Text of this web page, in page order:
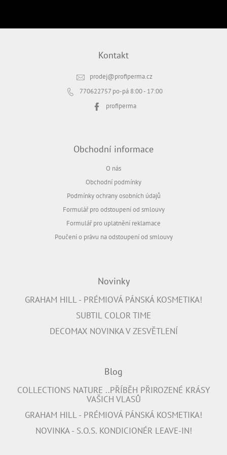
Kontakt
prodej@profiperma.cz
770622757 po-pá 8:00 - 17:00
profiperma
Obchodní informace
O nás
Obchodní podmínky
Podmínky ochrany osobních údajů
Formulář pro odstoupení od smlouvy
Formulář pro uplatnění reklamace
Poučení o právu na odstoupení od smlouvy
Novinky
GRAHAM HILL - PRÉMIOVÁ PÁNSKÁ KOSMETIKA!
SUBTIL COLOR TIME
DECOMAX NOVINKA V ZESVĚTLENÍ
Blog
COLLECTIONS NATURE ..PŘÍBĚH PŘIROZENÉ KRÁSY
VAŠICH VLASŮ
GRAHAM HILL - PRÉMIOVÁ PÁNSKÁ KOSMETIKA!
NOVINKA - S.O.S. KONDICIONÉR LEAVE-IN!